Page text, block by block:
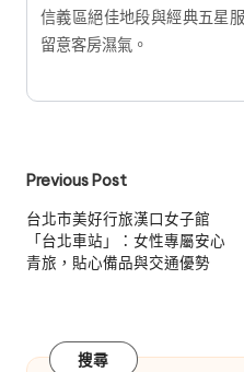
信義區絕佳地段與經典五星
留意客房濕氣。
Post
navigation
Previous Post
台北市美好行旅漢口女子館
「台北車站」：女性專屬安心
青旅，貼心備品與交通優勢
搜尋